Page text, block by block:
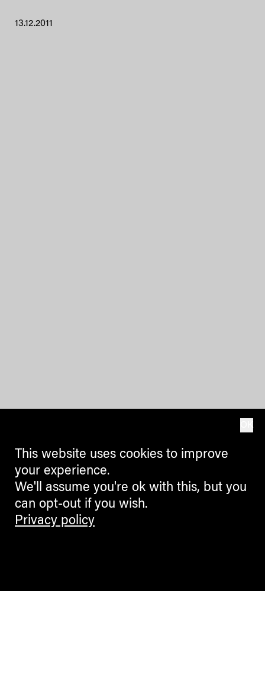
13.12.2011
This website uses cookies to improve
your experience.
We'll assume you're ok with this, but you
can opt-out if you wish.
Privacy policy